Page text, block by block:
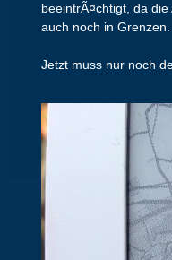
beeintrÃ¤chtigt, da
auch noch in Grenzen.
Jetzt muss nur noch